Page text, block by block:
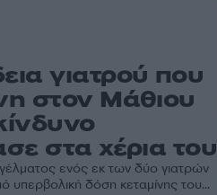
γιατρού που
στον Μάθιου
στα χέρια του
ενός εκ των δύο γιατρών
υπερβολική δόση κεταμίνης του...